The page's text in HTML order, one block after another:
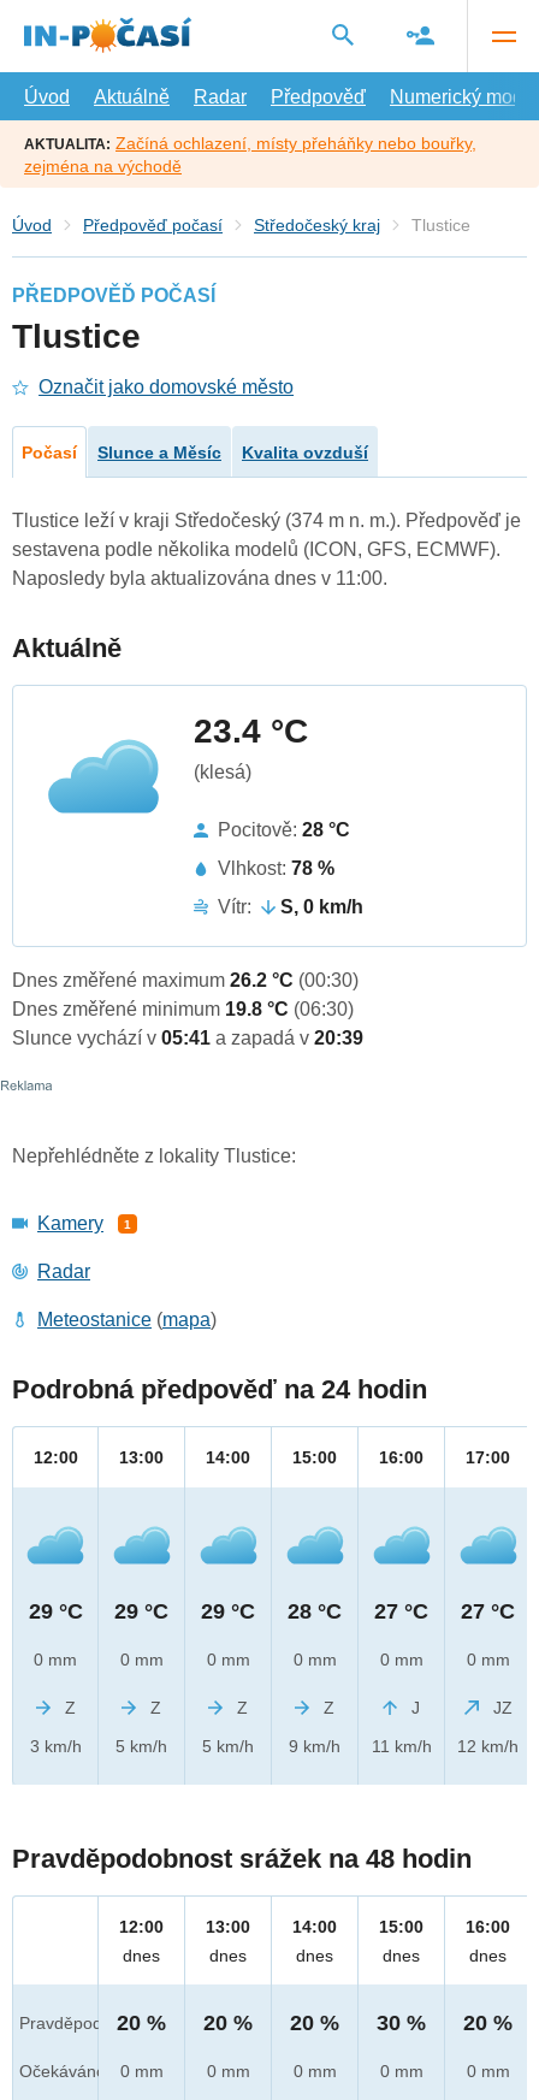
hlavní
Úvod
Aktuálně Radar Předpověď Numerický model
AKTUALITA: Začíná ochlazení, místy přeháňky nebo bouřky,
zejména na východě
Úvod Předpověď počasí Středočeský kraj Tlustice
PŘEDPOVĚĎ POČASÍ
Tlustice
Označit jako domovské město
Počasí Slunce a Měsíc Kvalita ovzduší
Tlustice leží v kraji Středočeský (374 m n. m.). Předpověď je
sestavena podle několika modelů (ICON, GFS, ECMWF).
Naposledy byla aktualizována dnes v 11:00.
Aktuálně
23.4 °C
(klesá)
Pocitově: 28 °C
Vlhkost: 78 %
Vítr:
S, 0 km/h
Dnes změřené maximum 26.2 °C (00:30)
Dnes změřené minimum 19.8 °C (06:30)
Slunce vychází v 05:41 a zapadá v 20:39
Nepřehlédněte z lokality Tlustice:
Kamery 1
Radar
Meteostanice (mapa)
Podrobná předpověď na 24 hodin
12:00
29 °C
0 mm
Z
3 km/h
13:00
29 °C
0 mm
Z
5 km/h
14:00
29 °C
0 mm
Z
5 km/h
15:00
28 °C
0 mm
Z
9 km/h
16:00
27 °C
0 mm
J
11 km/h
17:00
27 °C
0 mm
JZ
12 km/h
Pravděpodobnost srážek na 48 hodin
Pravděpod.
Očekáváno
12:00
dnes
20 %
0 mm
13:00
dnes
20 %
0 mm
14:00
dnes
20 %
0 mm
15:00
dnes
30 %
0 mm
16:00
dnes
20 %
0 mm